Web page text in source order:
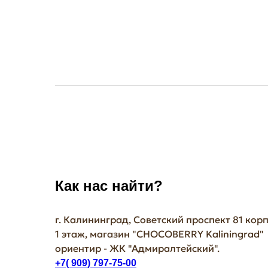
Как нас найти?
г. Калининград, Советский проспект 81
1 этаж, магазин "СHOCOBERRY Kaliningrad"
ориентир - ЖК "Адмиралтейский".
+7( 909) 797-75-00